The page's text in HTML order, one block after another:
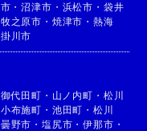
・沼津市 ・ 浜松市 ・ 袋井
牧之原市 ・ 焼津市 ・ 熱海
掛川市
御代田町 ・ 山ノ内町 ・ 松川
小布施町 ・ 池田町 ・ 松川
野市 ・ 塩尻市 ・伊那市 ・